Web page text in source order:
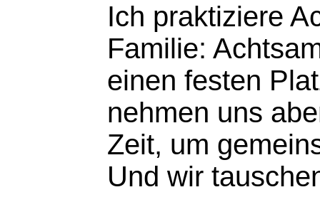
Ich praktiziere
Familie:
einen festen
nehmen uns
Zeit, um
Und wir